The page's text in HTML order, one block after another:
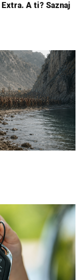
A ti? Saznaj